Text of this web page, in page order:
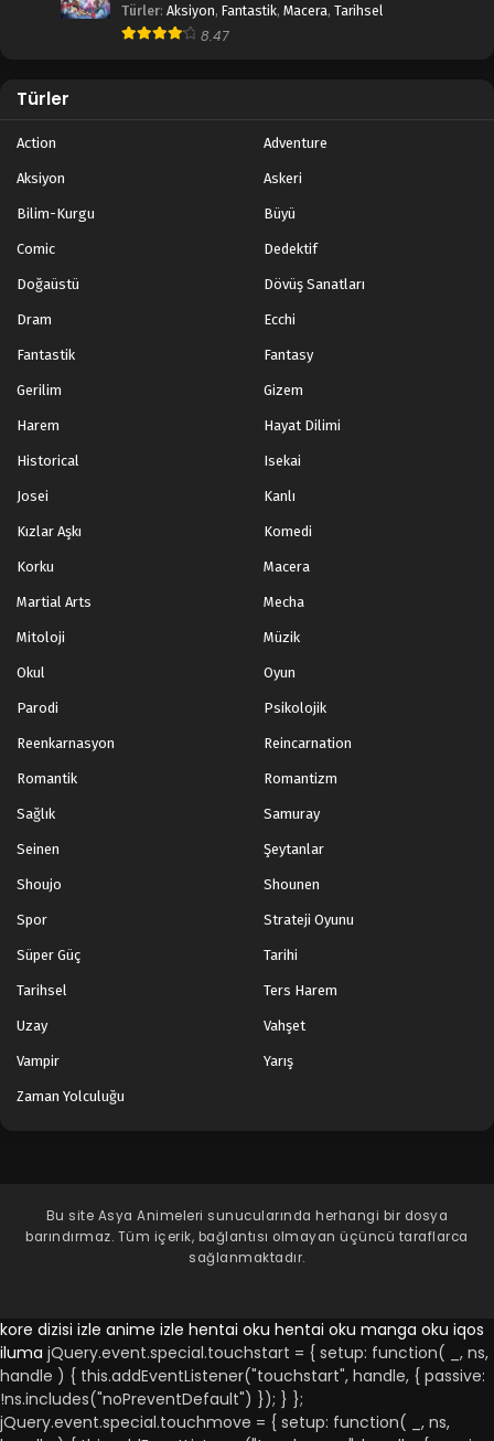
Türler: Aksiyon, Fantastik, Macera, Tarihsel
8.47
Türler
Action Adventure
Aksiyon Askeri
Bilim-Kurgu Büyü
Comic Dedektif
Doğaüstü Dövüş Sanatları
Dram Ecchi
Fantastik Fantasy
Gerilim Gizem
Harem Hayat Dilimi
Historical Isekai
Josei Kanlı
Kızlar Aşkı Komedi
Korku Macera
Martial Arts Mecha
Mitoloji Müzik
Okul Oyun
Parodi Psikolojik
Reenkarnasyon Reincarnation
Romantik Romantizm
Sağlık Samuray
Seinen Şeytanlar
Shoujo Shounen
Spor Strateji Oyunu
Süper Güç Tarihi
Tarihsel Ters Harem
Uzay Vahşet
Vampir Yarış
Zaman Yolculuğu
Bu site Asya Animeleri sunucularında herhangi bir dosya
barındırmaz. Tüm içerik, bağlantısı olmayan üçüncü taraflarca
sağlanmaktadır.
kore dizisi izle anime izle hentai oku hentai oku manga oku iqos
iluma jQuery.event.special.touchstart = { setup: function( _, ns,
handle ) { this.addEventListener("touchstart", handle, { passive:
!ns.includes("noPreventDefault") }); } };
jQuery.event.special.touchmove = { setup: function( _, ns,